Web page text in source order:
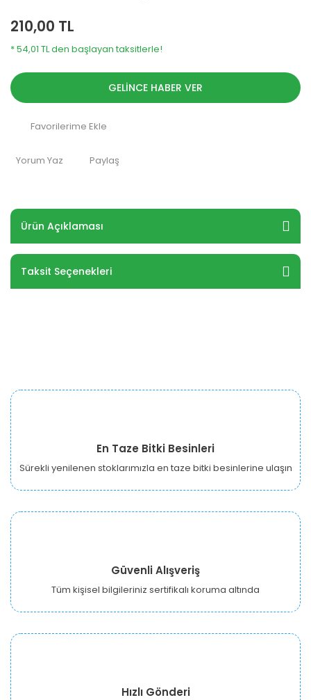
210,00 TL
* 54,01 TL den başlayan taksitlerle!
GELİNCE HABER VER
Yorum Yaz Paylaş
Ürün Açıklaması
Taksit Seçenekleri
En Taze Bitki Besinleri
Sürekli yenilenen stoklarımızla en taze bitki besinlerine ulaşın
Güvenli Alışveriş
Tüm kişisel bilgileriniz sertifikalı koruma altında
Hızlı Gönderi